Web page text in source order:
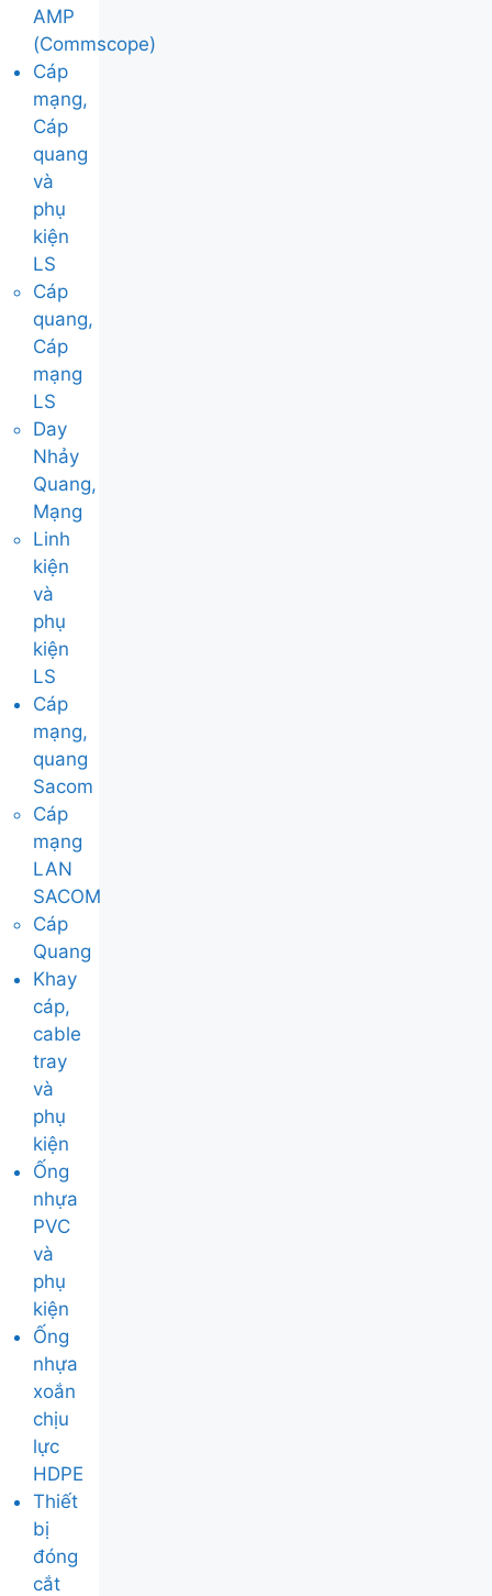
AMP
(Commscope)
Cáp
mạng,
Cáp
quang
và
phụ
kiện
LS
Cáp
quang,
Cáp
mạng
LS
Day
Nhảy
Quang,
Mạng
Linh
kiện
và
phụ
kiện
LS
Cáp
mạng,
quang
Sacom
Cáp
mạng
LAN
SACOM
Cáp
Quang
Khay
cáp,
cable
tray
và
phụ
kiện
Ống
nhựa
PVC
và
phụ
kiện
Ống
nhựa
xoắn
chịu
lực
HDPE
Thiết
bị
đóng
cắt